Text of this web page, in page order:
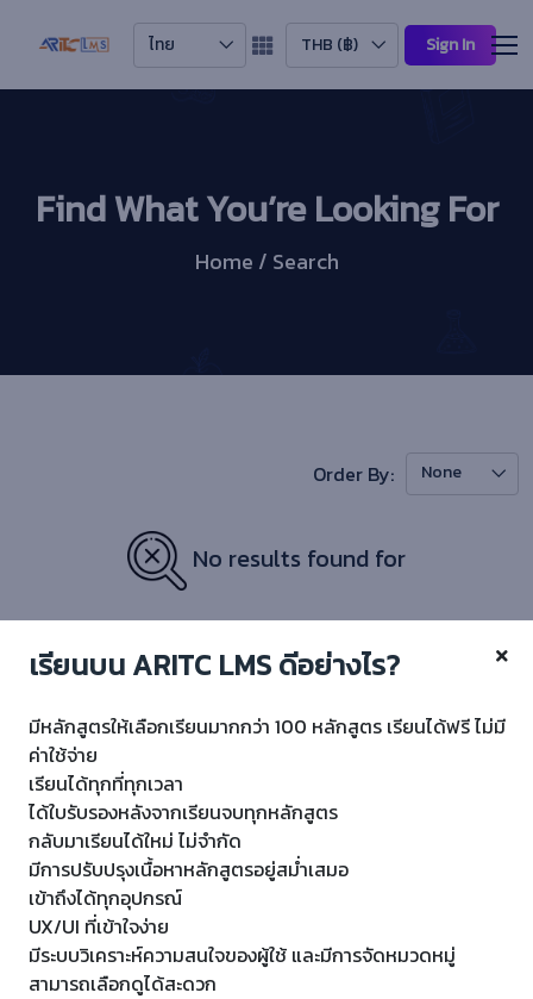
ไทย THB (฿) Sign In
Find What You’re Looking For
Home / Search
Order By: None
No results found for
เรียนบน ARITC LMS ดีอย่างไร?
มีหลักสูตรให้เลือกเรียนมากกว่า 100 หลักสูตร เรียนได้ฟรี ไม่มี
ค่าใช้จ่าย
เรียนได้ทุกที่ทุกเวลา
ได้ใบรับรองหลังจากเรียนจบทุกหลักสูตร
กลับมาเรียนได้ใหม่ ไม่จำกัด
มีการปรับปรุงเนื้อหาหลักสูตรอยู่สม่ำเสมอ
เข้าถึงได้ทุกอุปกรณ์
UX/UI ที่เข้าใจง่าย
มีระบบวิเคราะห์ความสนใจของผู้ใช้ และมีการจัดหมวดหมู่
สามารถเลือกดูได้สะดวก
Copyright © 2022 ARITC LMS
สำนักวิทยบริการและเทคโนโลยีสารสนเทศ มหาวิทยาลัยราชภัฏเทพสตรี